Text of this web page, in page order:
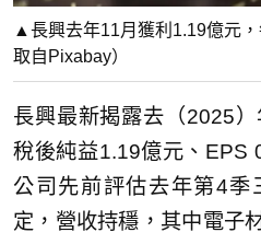
▲長興去年11月獲利1.19億元
取自Pixabay）
長興最新揭露去（2025
稅後純益1.19億元、EPS
公司先前評估去年第4季
定，營收持穩，其中電子